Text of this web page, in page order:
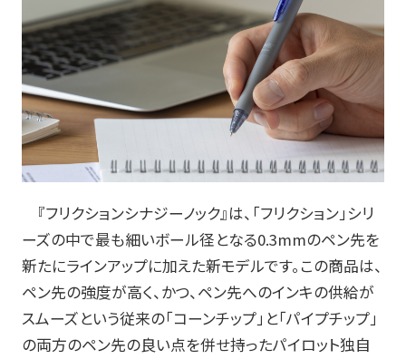
お知らせ
プレスリリース・新製品情報
パイロットのパーパス
ピックアップ
採用情報
サポート
よくある質問
『フリクションシナジーノック』は、「フリクション」シリ
ーズの中で最も細いボール径となる0.3mmのペン先を
新たにラインアップに加えた新モデルです。この商品は、
ペン先の強度が高く、かつ、ペン先へのインキの供給が
スムーズという従来の「コーンチップ」と「パイプチップ」
の両方のペン先の良い点を併せ持ったパイロット独自